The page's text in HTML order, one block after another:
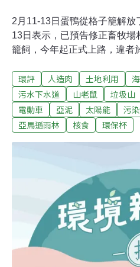
2月11-13日蛋鴨從格子籠解放
13日表示，已預告修正畜牧
籠飼，今年起正式上路，違者
上路。（中央社報導）環保杯
省錢又環保台東縣政府環保局
環保杯，遊客坐船登島到碼頭
就可以透過手機掃碼，免費借
有1200個環保杯可供使用，減
環評 人造肉 土地利用
污水下水道
山老鼠 垃圾山
電動車
亞泥 太陽能 污
亞馬遜雨林
核食 環保杯